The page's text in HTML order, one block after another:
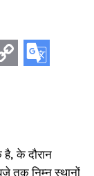
के दौरान